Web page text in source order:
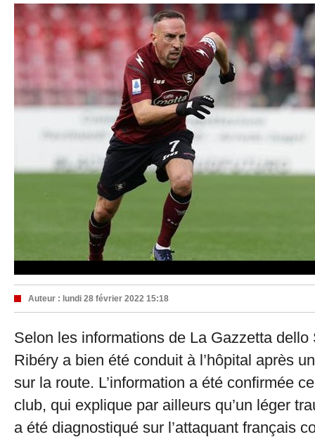
Auteur : lundi 28 février 2022 15:18
Selon les informations de La Gazzetta dello
Ribéry a bien été conduit à l’hôpital après
sur la route. L’information a été confirmée
club, qui explique par ailleurs qu’un léger
a été diagnostiqué sur l’attaquant français